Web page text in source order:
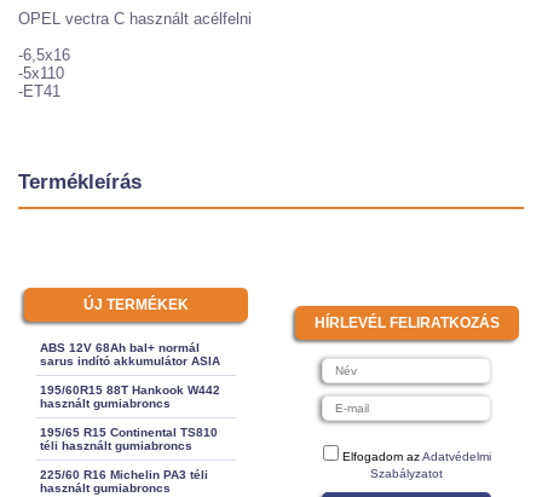
OPEL vectra C használt acélfelni
-6,5x16
-5x110
-ET41
Termékleírás
ÚJ TERMÉKEK
ABS 12V 68Ah bal+ normál
sarus indító akkumulátor ASIA
195/60R15 88T Hankook W442
használt gumiabroncs
195/65 R15 Continental TS810
téli használt gumiabroncs
225/60 R16 Michelin PA3 téli
használt gumiabroncs
HÍRLEVÉL FELIRATKOZÁS
Elfogadom azAdatvédelmi
Szabályzatot